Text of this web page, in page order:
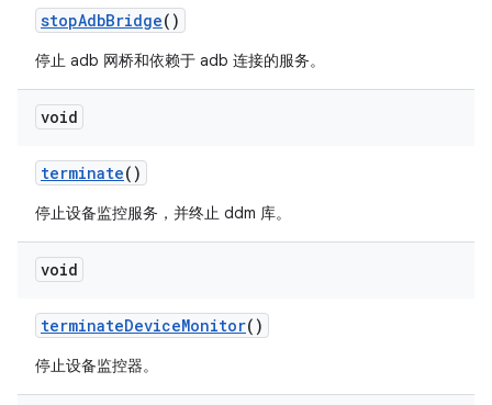
stopAdbBridge()
停止 adb 网桥和依赖于 adb 连接的服务。
void
terminate()
停止设备监控服务，并终止 ddm 库。
void
terminateDeviceMonitor()
停止设备监控器。